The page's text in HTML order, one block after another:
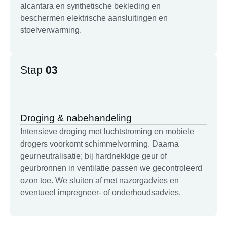
alcantara en synthetische bekleding en
beschermen elektrische aansluitingen en
stoelverwarming.
Stap 03
Droging & nabehandeling
Intensieve droging met luchtstroming en mobiele
drogers voorkomt schimmelvorming. Daarna
geurneutralisatie; bij hardnekkige geur of
geurbronnen in ventilatie passen we gecontroleerd
ozon toe. We sluiten af met nazorgadvies en
eventueel impregneer- of onderhoudsadvies.